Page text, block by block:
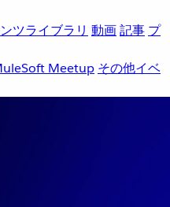
ツライブラリ 動画記事 プ
Meetup その他イベ